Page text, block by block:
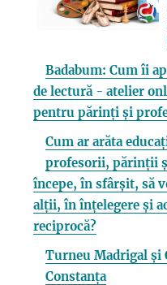
Badabum: Cum îi
de lectură - atelier
pentru părinți și
Cum ar arăta
profesorii, părinții
începe, în sfârșit, să
alții, în înțelegere și
reciprocă?
Turneu Madrigal și
Constanța